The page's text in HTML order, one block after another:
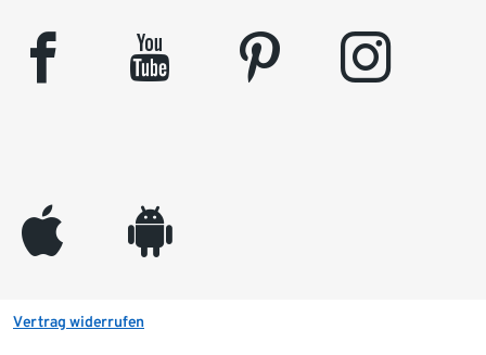
facebook youtube pinterest instagram
appleinc android
Vertrag widerrufen